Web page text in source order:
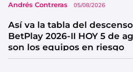
Andrés Contreras 05/08/2026
Así va la tabla del
BetPlay 2026-II HOY 5 de
son los equipos en riesgo